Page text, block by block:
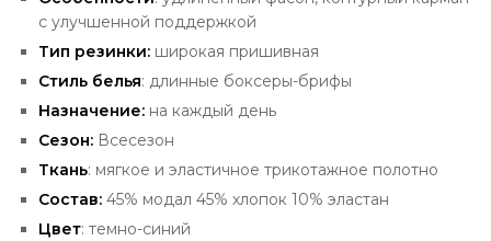
с улучшенной поддержкой
Тип резинки: широкая пришивная
Стиль белья: длинные боксеры-брифы
Назначение: на каждый день
Сезон: Всесезон
Ткань: мягкое и эластичное трикотажное полотно
Состав: 45% модал 45% хлопок 10% эластан
Цвет: темно-синий